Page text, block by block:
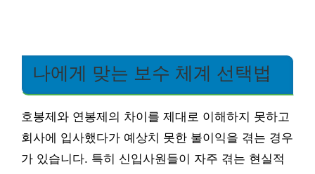
나에게 맞는 보수 체계 선택법
호봉제와 연봉제의 차이를 제대로 이해하지 못하고
회사에 입사했다가 예상치 못한 불이익을 겪는 경우
가 있습니다. 특히 신입사원들이 자주 겪는 현실적